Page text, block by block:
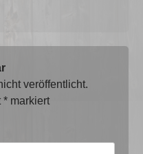
veröffentlicht.
* markiert